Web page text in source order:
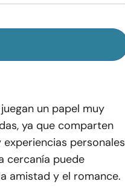
un papel muy
ya que comparten
personales
cercanía puede
amistad y el romance.